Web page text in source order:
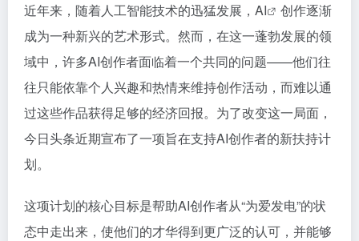
近年来，随着人工智能技术的迅猛发展， AI
创作逐渐
成为一种新兴的艺术形式。然而，在这一蓬勃发展的领
域中，许多AI创作者面临着一个共同的问题——他们往
往只能依靠个人兴趣和热情来维持创作活动，而难以通
过这些作品获得足够的经济回报。为了改变这一局面，
今日头条近期宣布了一项旨在支持AI创作者的新扶持计
划。
这项计划的核心目标是帮助AI创作者从“为爱发电”的状
态中走出来，使他们的才华得到更广泛的认可，并能够